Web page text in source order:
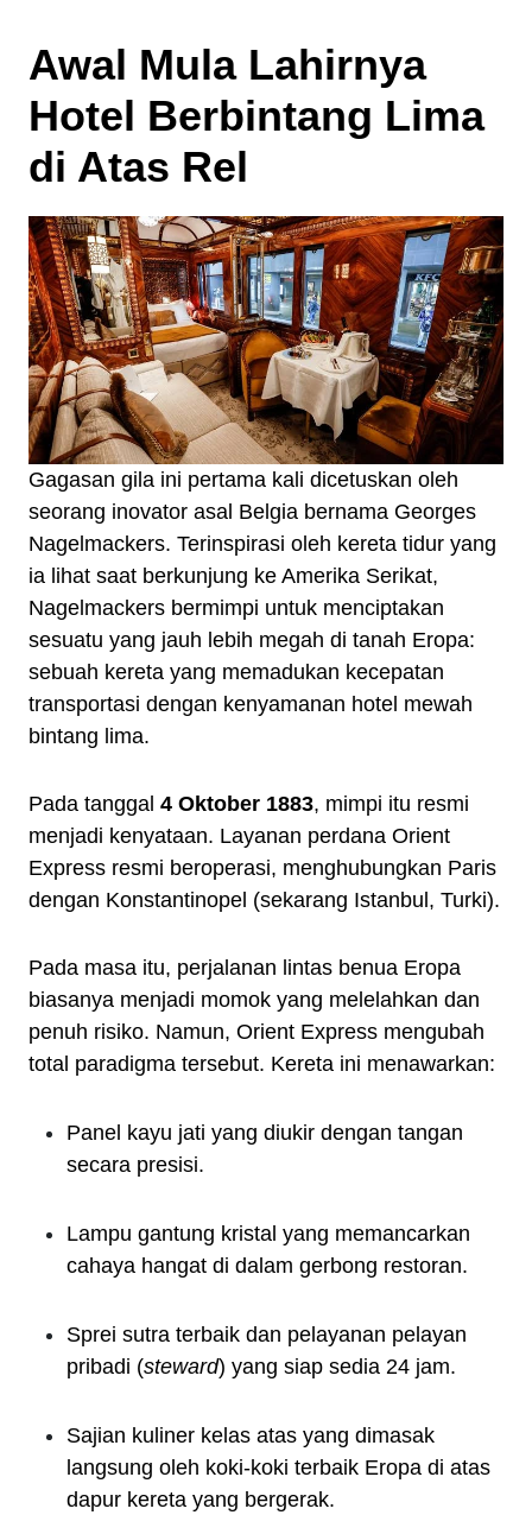
Awal Mula Lahirnya
Hotel Berbintang Lima
di Atas Rel
Gagasan gila ini pertama kali dicetuskan oleh
seorang inovator asal Belgia bernama Georges
Nagelmackers. Terinspirasi oleh kereta tidur yang
ia lihat saat berkunjung ke Amerika Serikat,
Nagelmackers bermimpi untuk menciptakan
sesuatu yang jauh lebih megah di tanah Eropa:
sebuah kereta yang memadukan kecepatan
transportasi dengan kenyamanan hotel mewah
bintang lima.
Pada tanggal 4 Oktober 1883, mimpi itu resmi
menjadi kenyataan. Layanan perdana Orient
Express resmi beroperasi, menghubungkan Paris
dengan Konstantinopel (sekarang Istanbul, Turki).
Pada masa itu, perjalanan lintas benua Eropa
biasanya menjadi momok yang melelahkan dan
penuh risiko. Namun, Orient Express mengubah
total paradigma tersebut. Kereta ini menawarkan:
Panel kayu jati yang diukir dengan tangan
secara presisi.
Lampu gantung kristal yang memancarkan
cahaya hangat di dalam gerbong restoran.
Sprei sutra terbaik dan pelayanan pelayan
pribadi (steward) yang siap sedia 24 jam.
Sajian kuliner kelas atas yang dimasak
langsung oleh koki-koki terbaik Eropa di atas
dapur kereta yang bergerak.